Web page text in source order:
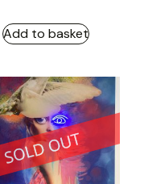
Add to basket